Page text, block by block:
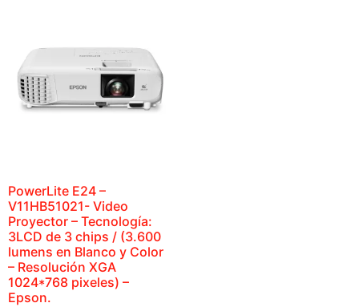
PowerLite E24 –
V11HB51021- Video
Proyector – Tecnología:
3LCD de 3 chips / (3.600
lumens en Blanco y Color
– Resolución XGA
1024*768 pixeles) –
Epson.